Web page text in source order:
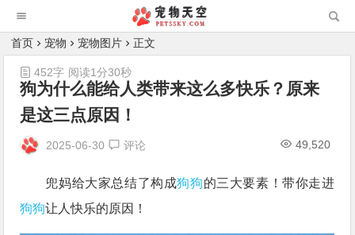
首页 宠物 宠物图片 正文
狗为什么能给人类带来这么多快乐？原来
是这三点原因！
2025-06-30 评论 49,520
452字 阅读1分30秒
兜妈给大家总结了构成狗狗的三大要素！带你走进
狗狗让人快乐的原因！